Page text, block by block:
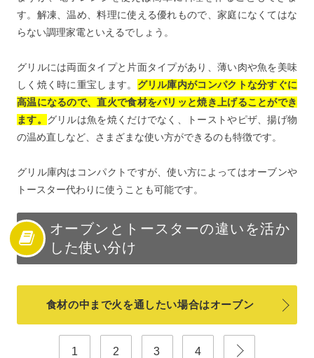
す。解凍、温め、料理に使える優れもので、家庭になくてはな
らない調理家電といえるでしょう。
グリルには両面タイプと片面タイプがあり、薄い肉や魚を美味
しく焼く時に重宝します。 グリル庫内がコンパクトな分すぐに
高温になるので、直火で食材をパリッと焼き上げることができ
ます。 グリルは魚を焼くだけでなく、トーストやピザ、揚げ物
の温め直しなど、さまざまな使い方ができるのも特徴です。
グリル庫内はコンパクトですが、使い方によってはオーブンや
トースター代わりに使うことも可能です。
オーブンとトースターの違いを活か
した使い分け
食材の中まで火を通したい場合はオーブン
1 2 3 4